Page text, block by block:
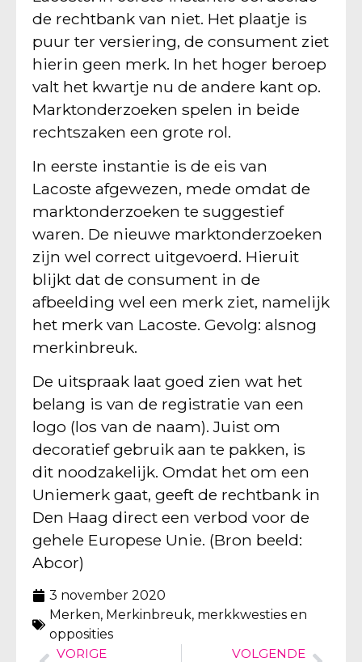
de rechtbank van niet. Het plaatje is
puur ter versiering, de consument ziet
hierin geen merk. In het hoger beroep
valt het kwartje nu de andere kant op.
Marktonderzoeken spelen in beide
rechtszaken een grote rol.
In eerste instantie is de eis van
Lacoste afgewezen, mede omdat de
marktonderzoeken te suggestief
waren. De nieuwe marktonderzoeken
zijn wel correct uitgevoerd. Hieruit
blijkt dat de consument in de
afbeelding wel een merk ziet, namelijk
het merk van Lacoste. Gevolg: alsnog
merkinbreuk.
De uitspraak laat goed zien wat het
belang is van de registratie van een
logo (los van de naam). Juist om
decoratief gebruik aan te pakken, is
dit noodzakelijk. Omdat het om een
Uniemerk gaat, geeft de rechtbank in
Den Haag direct een verbod voor de
gehele Europese Unie. (Bron beeld:
Abcor)
3 november 2020
Merken, Merkinbreuk, merkkwesties en
opposities
VORIGE
VOLGENDE